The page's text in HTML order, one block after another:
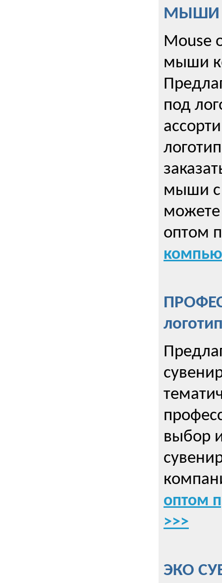
МЫШИ
Mouse
мыши
под
мыши с
можете
оптом
выбор
оптом
>>>
ЭКО